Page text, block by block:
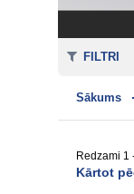
Sākums
Redzami 1
Kārtot
FILTRI